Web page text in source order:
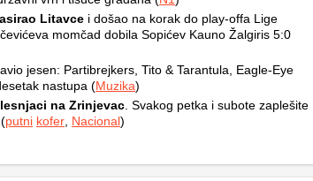
Litavce i došao na korak do play-offa Lige
momčad dobila Sopićev Kauno Žalgiris 5:0
jesen: Partibrejkers, Tito & Tarantula, Eagle-Eye
nastupa (Muzika)
na Zrinjevac . Svakog petka i subote zaplešite
putni kofer Nacional)